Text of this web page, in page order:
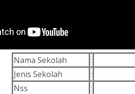
Nama Sekolah
:
Jenis Sekolah
:
Nss
: